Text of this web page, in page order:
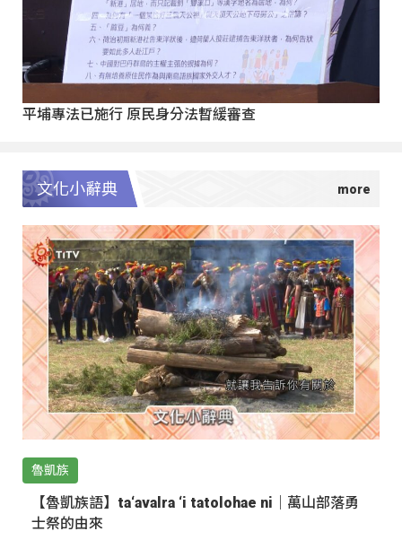
平埔專法已施行 原民身分法暫緩審查
文化小辭典
魯凱族
【魯凱族語】ta‘avalra ‘i tatolohae ni｜萬山部落勇
士祭的由來